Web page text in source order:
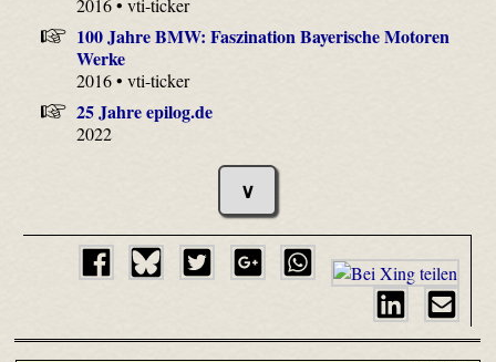
2016 • vti-ticker
100 Jahre BMW: Faszination Bayerische Motoren
Werke
2016 • vti-ticker
25 Jahre epilog.de
2022
∨